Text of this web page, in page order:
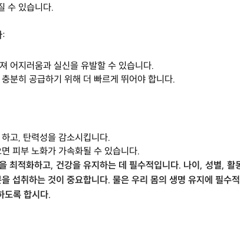
수 있습니다.
:
어지러움과 실신을 유발할 수 있습니다.
분히 공급하기 위해 더 빠르게 뛰어야 합니다.
고, 탄력성을 감소시킵니다.
피부 노화가 가속화될 수 있습니다.
최적화하고, 건강을 유지하는 데 필수적입니다. 나이, 성별, 활
섭취하는 것이 중요합니다. 물은 우리 몸의 생명 유지에 필수
도록 합시다.